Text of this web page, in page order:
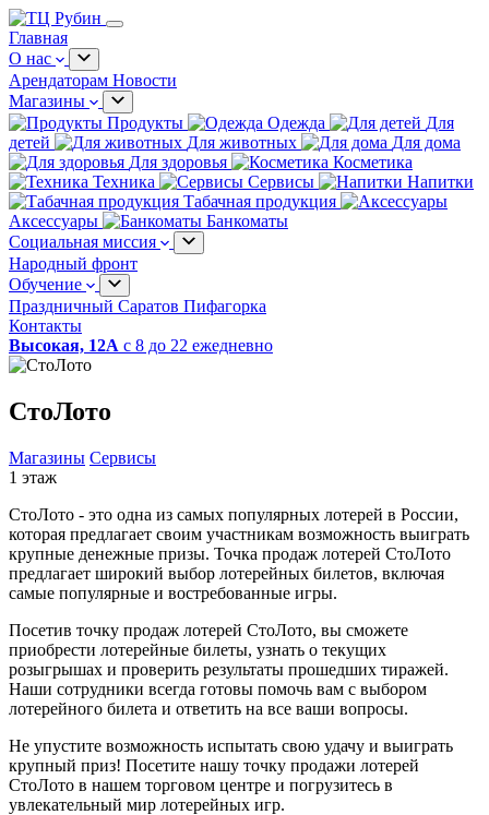
Главная
О нас
Арендаторам Новости
Магазины
Продукты
Одежда
Для
детей
Для животных
Для дома
Для здоровья
Косметика
Техника
Сервисы
Напитки
Табачная продукция
Аксессуары
Банкоматы
Социальная миссия
Народный фронт
Обучение
Праздничный Саратов Пифагорка
Контакты
Высокая, 12А с 8 до 22 ежедневно
СтоЛото
Магазины Сервисы
1 этаж
СтоЛото - это одна из самых популярных лотерей в России,
которая предлагает своим участникам возможность выиграть
крупные денежные призы. Точка продаж лотерей СтоЛото
предлагает широкий выбор лотерейных билетов, включая
самые популярные и востребованные игры.
Посетив точку продаж лотерей СтоЛото, вы сможете
приобрести лотерейные билеты, узнать о текущих
розыгрышах и проверить результаты прошедших тиражей.
Наши сотрудники всегда готовы помочь вам с выбором
лотерейного билета и ответить на все ваши вопросы.
Не упустите возможность испытать свою удачу и выиграть
крупный приз! Посетите нашу точку продажи лотерей
СтоЛото в нашем торговом центре и погрузитесь в
увлекательный мир лотерейных игр.